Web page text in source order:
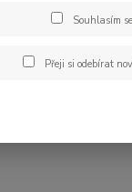
Souhlasím se
Přeji si odebírat